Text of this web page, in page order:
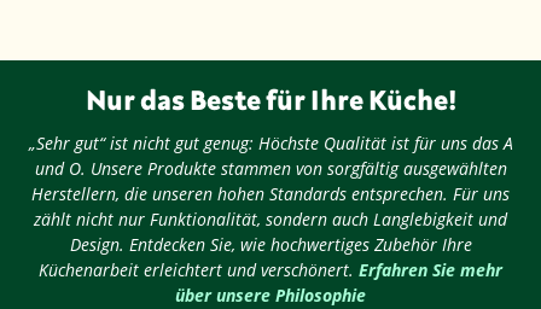
Nur das Beste für Ihre Küche!
„Sehr gut“ ist nicht gut genug: Höchste Qualität ist für uns das A
und O. Unsere Produkte stammen von sorgfältig ausgewählten
Herstellern, die unseren hohen Standards entsprechen. Für uns
zählt nicht nur Funktionalität, sondern auch Langlebigkeit und
Design. Entdecken Sie, wie hochwertiges Zubehör Ihre
Küchenarbeit erleichtert und verschönert. Erfahren Sie mehr
über unsere Philosophie